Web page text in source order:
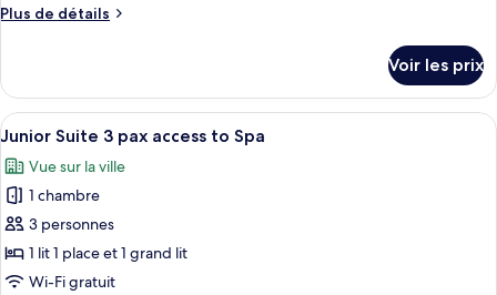
chambre :
Single
Use
Plus de détails
Plus
le
type
de
Classic
Barcelona
Use
Voir les prix
Afficher
toutes
les
photos
pour
ce
type
Une chambre d’hôtel moderne,
7
Junior Suite 3 pax access to Spa
Vue sur la ville
1 chambre
3 personnes
1 lit 1 place et 1 grand lit
Wi-Fi gratuit